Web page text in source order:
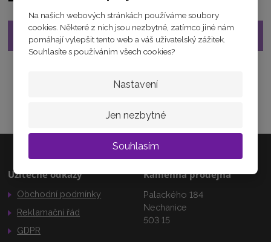
Na našich webových stránkách používáme soubory
cookies. Některé z nich jsou nezbytné, zatímco jiné nám
pomáhají vylepšit tento web a váš uživatelský zážitek.
Souhlasíte s používáním všech cookies?
Nastavení
Jen nezbytné
Souhlasím
0
0
7
Již nelze objednat
Užitečné odkazy
Obchodní podmínky
Reklamační řád
GDPR
Kamenná prodejna
Palackého 184
Nechanice
503 15